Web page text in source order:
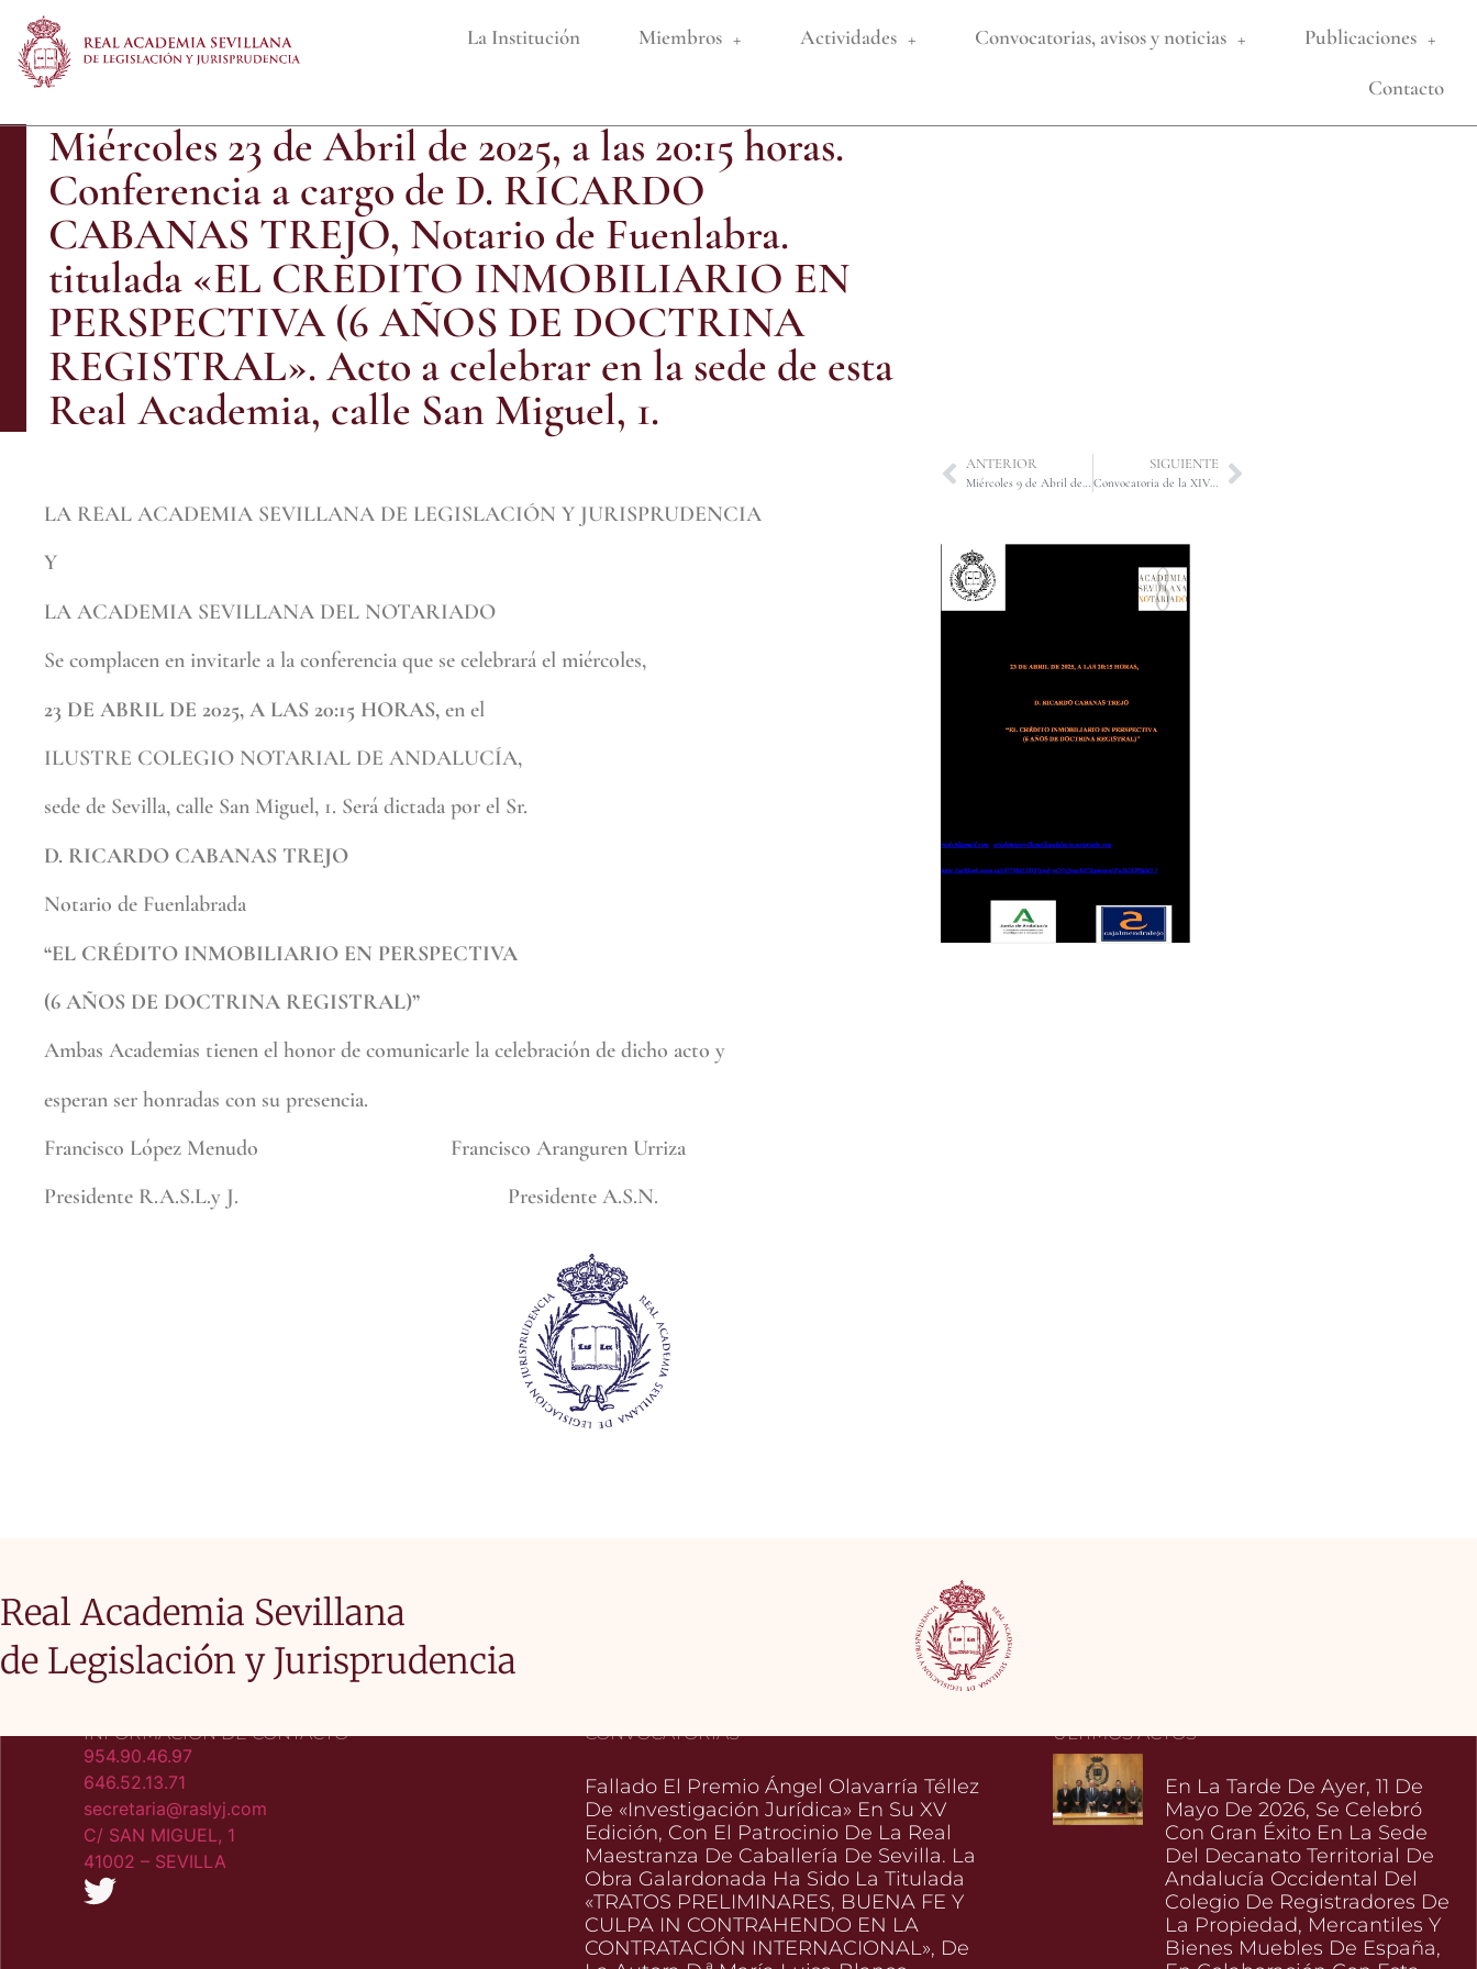
La Institución Miembros Actividades Convocatorias, avisos y noticias
Publicaciones
Contacto
Miércoles 23 de Abril de 2025, a las 20:15 horas.
Conferencia a cargo de D. RICARDO
CABANAS TREJO, Notario de Fuenlabra.
titulada «EL CREDITO INMOBILIARIO EN
PERSPECTIVA (6 AÑOS DE DOCTRINA
REGISTRAL». Acto a celebrar en la sede de esta
Real Academia, calle San Miguel, 1.
LA REAL ACADEMIA SEVILLANA DE LEGISLACIÓN Y JURISPRUDENCIA
Y
LA ACADEMIA SEVILLANA DEL NOTARIADO
Se complacen en invitarle a la conferencia que se celebrará el miércoles,
23 DE ABRIL DE 2025, A LAS 20:15 HORAS, en el
ILUSTRE COLEGIO NOTARIAL DE ANDALUCÍA,
sede de Sevilla, calle San Miguel, 1. Será dictada por el Sr.
D. RICARDO CABANAS TREJO
Notario de Fuenlabrada
“EL CRÉDITO INMOBILIARIO EN PERSPECTIVA
(6 AÑOS DE DOCTRINA REGISTRAL)”
Ambas Academias tienen el honor de comunicarle la celebración de dicho acto y
esperan ser honradas con su presencia.
Francisco López Menudo Francisco Aranguren Urriza
Presidente R.A.S.L.y J. Presidente A.S.N.
ANTERIOR
Miércoles 9 de Abril de 2025, a las 19:30 horas. Conferencia a cargo del Prof. Dr. D. JUAN ANTONIO CARRILLO SALCEDO, Catedrático de Derecho Administrativo de la Universidad de Sevilla y Consejero del Consejo Consultivo de Andalucía, titulada «LA ESTATALIZACIÓN DEL MERCADO A RAÍZ DEL CRECIMIENTO DE LOS ENCARGOS A LOS LLAMADOS MEDIOS PROPIOS». Acto a celebrar en la sede de esta Real Academia, calle San Miguel, 1.
SIGUIENTE
Convocatoria de la XIV edición del Premio Ángel Olavarría Téllez de «Investigación Jurídica», con el Patrocinio de la Fundación Real Maestranza de Caballería de Sevilla. Plazo hasta el 31 de mayo de 2025.
Real Academia Sevillana
de Legislación y Jurisprudencia
INFORMACIÓN DE CONTACTO
954.90.46.97
646.52.13.71
secretaria@raslyj.com
C/ SAN MIGUEL, 1
41002 – SEVILLA​
CONVOCATORIAS
Fallado El Premio Ángel Olavarría Téllez
De «Investigación Jurídica» En Su XV
Edición, Con El Patrocinio De La Real
Maestranza De Caballería De Sevilla. La
Obra Galardonada Ha Sido La Titulada
«TRATOS PRELIMINARES, BUENA FE Y
CULPA IN CONTRAHENDO EN LA
CONTRATACIÓN INTERNACIONAL», De
ÚLTIMOS ACTOS
En La Tarde De Ayer, 11 De
Mayo De 2026, Se Celebró
Con Gran Éxito En La Sede
Del Decanato Territorial De
Andalucía Occidental Del
Colegio De Registradores De
La Propiedad, Mercantiles Y
Bienes Muebles De España,